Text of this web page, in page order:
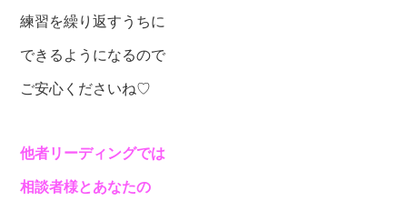
練習を繰り返すうちに
できるようになるので
ご安心くださいね♡
他者リーディングでは
相談者様とあなたの